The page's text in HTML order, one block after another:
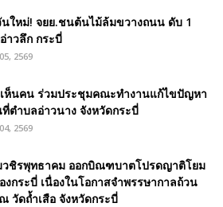
นใหม่! จยย.ชนต้นไม้ล้มขวางถนน ดับ 1
าวลึก กระบี่
2569
ห็นคน ร่วมประชุมคณะทำงานแก้ไขปัญหา
ตำบลอ่าวนาง จังหวัดกระบี่
2569
วชิรพุทธาคม ออกบิณฑบาตโปรดญาติโยม
งกระบี่ เนื่องในโอกาสจำพรรษากาลถ้วน
วัดถ้ำเสือ จังหวัดกระบี่